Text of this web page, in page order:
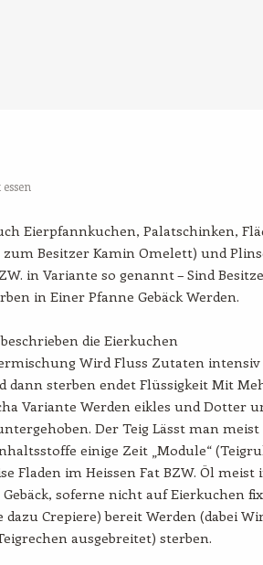
Eierpfannkuchen, Palatschinken,
Besitzer Kamin Omelett) und
in Variante so genannt – Sind
in Einer Pfanne Gebäck Werden.
die Eierkuchen
Wird Fluss Zutaten intensiv
dann sterben endet Flüssigkeit Mit
Variante Werden eikles und Dotter
Der Teig Lässt man meist
einige Zeit „Module“
Fladen im Heissen Fat BZW. Öl meist
soferne nicht auf Eierkuchen fix
Crepiere) bereit Werden (dabei
ausgebreitet) sterben.